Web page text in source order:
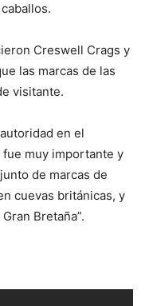
Creswell Crags y
las marcas de las
visitante.
en el
muy importante y
de marcas de
cuevas británicas, y
Bretaña”.